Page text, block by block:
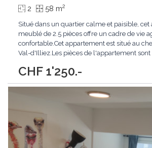
CHF 1'250.-
2 58 m2
Situé dans un quartier calme et paisible,
meublé de 2.5 pièces offre un cadre de vie
confortable.Cet appartement est situé au
Val-d'Illiez.Les pièces de l'appartement sont
séjour lumineux- un balcon- une chambre-
bain/WCUne cave est également...